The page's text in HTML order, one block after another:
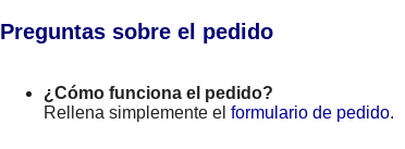
Preguntas sobre el pedido
¿Cómo funciona el pedido?
Rellena simplemente el formulario de pedido.